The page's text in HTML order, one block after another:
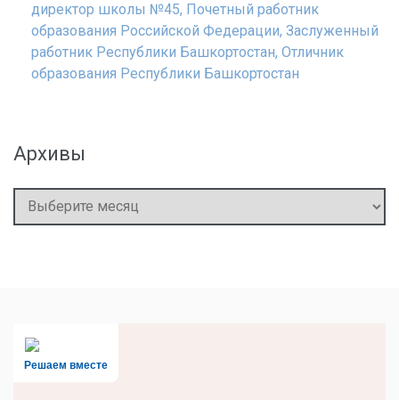
директор школы №45, Почетный работник
образования Российской Федерации, Заслуженный
работник Республики Башкортостан, Отличник
образования Республики Башкортостан
Архивы
Архивы
Решаем вместе